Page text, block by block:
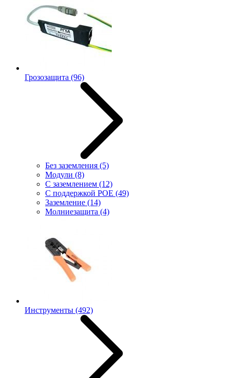
Грозозащита (96)
Без заземления (5)
Модули (8)
С заземлением (12)
С поддержкой POE (49)
Заземление (14)
Молниезащита (4)
Инструменты (492)